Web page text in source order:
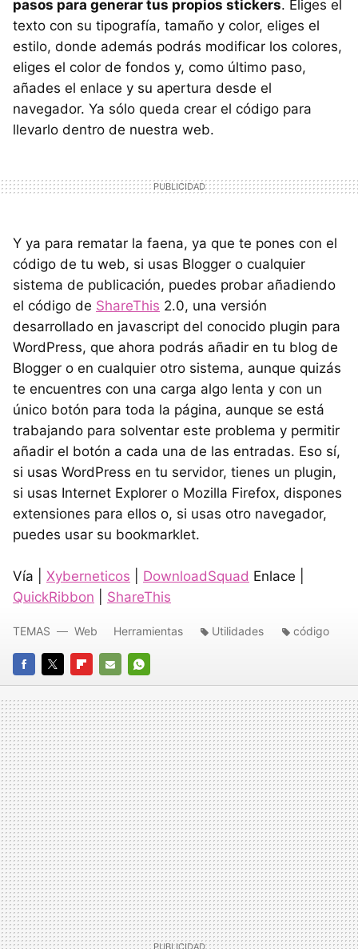
pasos para generar tus propios stickers. Eliges el
texto con su tipografía, tamaño y color, eliges el
estilo, donde además podrás modificar los colores,
eliges el color de fondos y, como último paso,
añades el enlace y su apertura desde el
navegador. Ya sólo queda crear el código para
llevarlo dentro de nuestra web.
Y ya para rematar la faena, ya que te pones con el
código de tu web, si usas Blogger o cualquier
sistema de publicación, puedes probar añadiendo
el código de ShareThis 2.0, una versión
desarrollado en javascript del conocido plugin para
WordPress, que ahora podrás añadir en tu blog de
Blogger o en cualquier otro sistema, aunque quizás
te encuentres con una carga algo lenta y con un
único botón para toda la página, aunque se está
trabajando para solventar este problema y permitir
añadir el botón a cada una de las entradas. Eso sí,
si usas WordPress en tu servidor, tienes un plugin,
si usas Internet Explorer o Mozilla Firefox, dispones
extensiones para ellos o, si usas otro navegador,
puedes usar su bookmarklet.
Vía | Xyberneticos DownloadSquad Enlace |
QuickRibbon
ShareThis
FACEBOOK
TWITTERFLIPBOARD
E-
MAIL
WHATSAPP
TEMAS Web Herramientas Utilidades código